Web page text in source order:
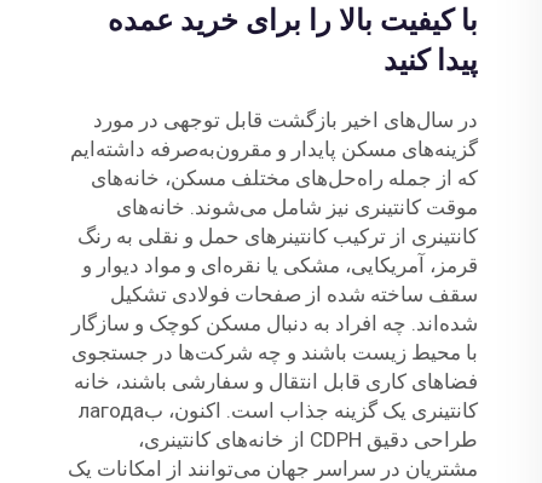
با کیفیت بالا را برای خرید عمده
پیدا کنید
در سال‌های اخیر بازگشت قابل توجهی در مورد
گزینه‌های مسکن پایدار و مقرون‌به‌صرفه داشته‌ایم
که از جمله راه‌حل‌های مختلف مسکن، خانه‌های
موقت کانتینری نیز شامل می‌شوند. خانه‌های
کانتینری از ترکیب کانتینرهای حمل و نقلی به رنگ
قرمز، آمریکایی، مشکی یا نقره‌ای و مواد دیوار و
سقف ساخته شده از صفحات فولادی تشکیل
شده‌اند. چه افراد به دنبال مسکن کوچک و سازگار
با محیط زیست باشند و چه شرکت‌ها در جستجوی
فضاهای کاری قابل انتقال و سفارشی باشند، خانه
کانتینری یک گزینه جذاب است. اکنون، بлагода
طراحی دقیق CDPH از خانه‌های کانتینری،
مشتریان در سراسر جهان می‌توانند از امکانات یک